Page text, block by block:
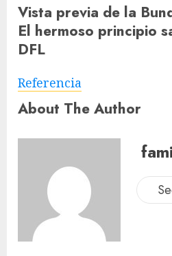
Vista previa de la
El hermoso principio
DFL
Referencia
About The Author